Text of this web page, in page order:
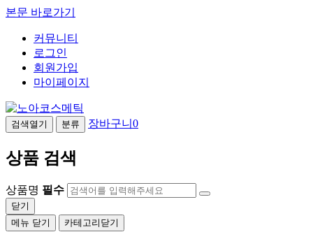
본문 바로가기
커뮤니티
로그인
회원가입
마이페이지
검색열기 분류 장바구니 0
상품 검색
상품명 필수
닫기
메뉴 닫기
카테고리닫기